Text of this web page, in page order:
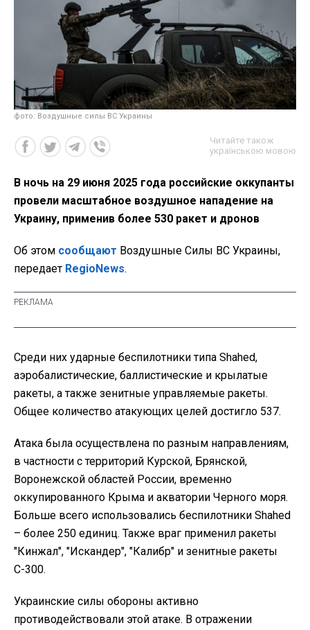
фото: Воздушные силы ВС Украины
Читайте також
українською мовою
В ночь на 29 июня 2025 года российские оккупанты
провели масштабное воздушное нападение на
Украину, применив более 530 ракет и дронов
Об этом сообщают Воздушные Силы ВС Украины,
передает RegioNews.
Среди них ударные беспилотники типа Shahed,
аэробалистические, баллистические и крылатые
ракеты, а также зенитные управляемые ракеты.
Общее количество атакующих целей достигло 537.
Атака была осуществлена по разным направлениям,
в частности с территорий Курской, Брянской,
Воронежской областей России, временно
оккупированного Крыма и акватории Черного моря.
Больше всего использовались беспилотники Shahed
– более 250 единиц. Также враг применил ракеты
"Кинжал", "Искандер", "Калибр" и зенитные ракеты
С-300.
Украинские силы обороны активно
противодействовали этой атаке. В отражении